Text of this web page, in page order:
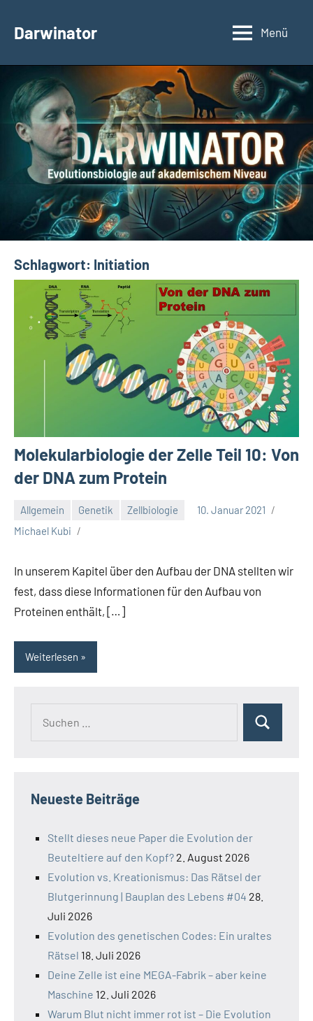
InhaltDarwinator
Evolutionsbiologie
Menü
Schlagwort: Initiation
Molekularbiologie der Zelle Teil 10: Von
der DNA zum Protein
Allgemein Genetik Zellbiologie
10. Januar 2021
Michael Kubi
In unserem Kapitel über den Aufbau der DNA stellten wir
fest, dass diese Informationen für den Aufbau von
Proteinen enthält, […]
Weiterlesen
Suchen
Neueste Beiträge
Stellt dieses neue Paper die Evolution der
Beuteltiere auf den Kopf? 2. August 2026
Evolution vs. Kreationismus: Das Rätsel der
Blutgerinnung | Bauplan des Lebens #04 28.
Juli 2026
Evolution des genetischen Codes: Ein uraltes
Rätsel 18. Juli 2026
Deine Zelle ist eine MEGA-Fabrik – aber keine
Maschine 12. Juli 2026
Warum Blut nicht immer rot ist – Die Evolution